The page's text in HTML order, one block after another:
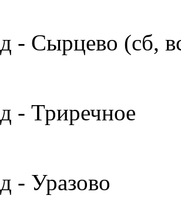
- Сырцево (сб,
- Триречное
- Уразово